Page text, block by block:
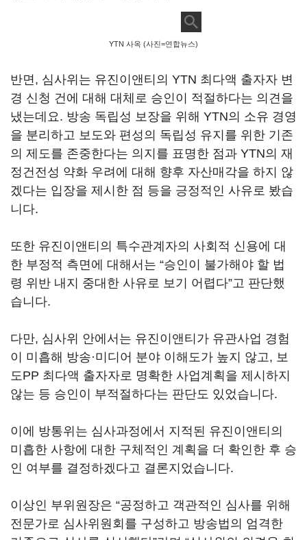
YTN 사옥 (사진=연합뉴스)
반면, 심사위는 유진이앤티의 YTN 최다액 출자자 변
경 신청 건에 대해 대체로 승인이 적절하다는 의견을
냈는데요. 방송 독립성 보장을 위해 YTN의 소유 경영
을 분리하고 보도와 편성의 독립성 유지를 위한 기존
의 제도를 존중한다는 의지를 표명한 점과 YTN의 재
정건전성 약화 우려에 대해 향후 자산매각을 하지 않
겠다는 입장을 제시한 점 등을 긍정적인 사유로 봤습
니다.
또한 유진이앤티의 특수관계자의 사회적 신용에 대
한 부정적 측면에 대해서는 “승인이 불가해야 할 법
령 위반 내지 중대한 사유로 보기 어렵다”고 판단했
습니다.
다만, 심사위 안에서는 유진이앤티가 유관사업 경험
이 미흡해 방송·미디어 분야 이해도가 높지 않고, 보
도PP 최다액 출자자로 명확한 사업계획을 제시하지
않는 등 승인이 부적절하다는 판단도 있었습니다.
이에 방통위는 심사과정에서 지적된 유진이앤티의
미흡한 사항에 대한 구체적인 계획을 더 확인한 후 승
인 여부를 결정하겠다고 결론지었습니다.
이상인 부위원장은 “공정하고 객관적인 심사를 위해
전문가로 심사위원회를 구성하고 방송법의 엄격한